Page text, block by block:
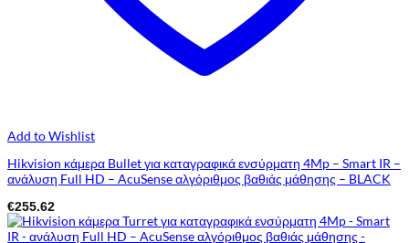
Add to Wishlist
Hikvision κάμερα Bullet για καταγραφικά ενσύρματη 4Mp – Smart IR –
ανάλυση Full HD – AcuSense αλγόριθμος βαθιάς μάθησης – BLACK
€255.62